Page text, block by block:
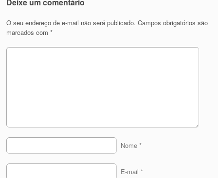
O seu endereço de e-mail não será publicado. Campos obrigatórios são
marcados com*
Nome *
E-mail *